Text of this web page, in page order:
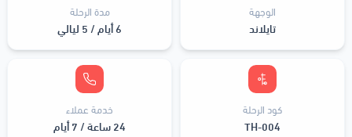
الوجهة
تايلاند
مدة الرحلة
6 أيام / 5 ليالي
كود الرحلة
TH-004
خدمة عملاء
24 ساعة / 7 أيام